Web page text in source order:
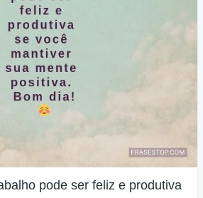
pode ser feliz e produtiva